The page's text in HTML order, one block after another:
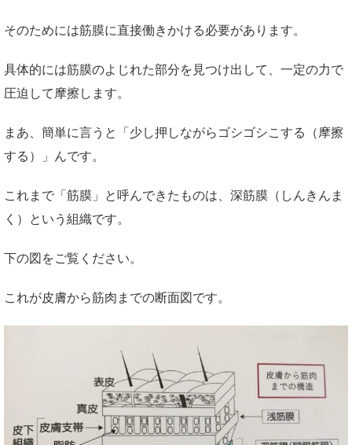
そのためには筋膜に直接働きかける必要があります。
具体的には筋膜のよじれた部分を見つけ出して、一定の力で
圧迫して摩擦します。
まあ、簡単に言うと「少し押しながらゴシゴシこする（摩擦
する）」んです。
これまで「筋膜」と呼んできたものは、深筋膜（しんきんま
く）という組織です。
下の図をご覧ください。
これが皮膚から筋肉までの断面図です。